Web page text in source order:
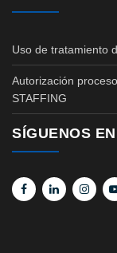
Uso de tratamiento
Autorización
STAFFING
SÍGUENOS